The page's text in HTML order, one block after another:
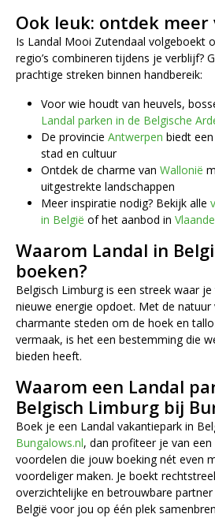
Ook leuk: ontdek meer
Is Landal Mooi Zutendaal volgeboekt
regio’s combineren tijdens je verblijf?
prachtige streken binnen handbereik:
Voor wie houdt van heuvels,
Landal parken in de Belgische
De provincie Antwerpen biedt
stad en cultuur
Ontdek de charme van Wallonië
uitgestrekte landschappen
Meer inspiratie nodig? Bekijk alle
in België of het aanbod in
Waarom Landal in
boeken?
Belgisch Limburg is een streek waar
nieuwe energie opdoet. Met de natuur
charmante steden om de hoek en
vermaak, is het een bestemming die
bieden heeft.
Waarom een Landal
Belgisch Limburg bij
Boek je een Landal vakantiepark in
Bungalows.nl, dan profiteer je van
voordelen die jouw boeking nét even
voordeliger maken. Je boekt
overzichtelijke en betrouwbare
België voor jou op één plek